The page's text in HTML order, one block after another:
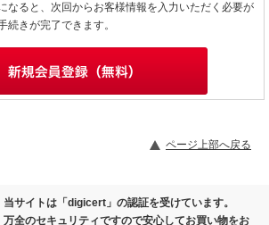
なると、次回からお客様情報を入力いただく必要が
続きが完了できます。
ページ上部へ戻る
当サイトは「digicert」の認証を受けています。
万全のセキュリティですので安心してお買い物をお